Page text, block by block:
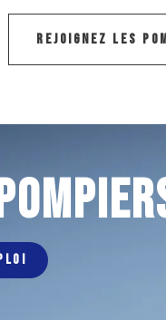
REJOIGNEZ LES